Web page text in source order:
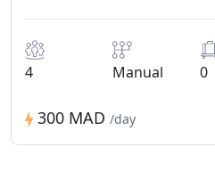
4 Manual 0
300 MAD /day